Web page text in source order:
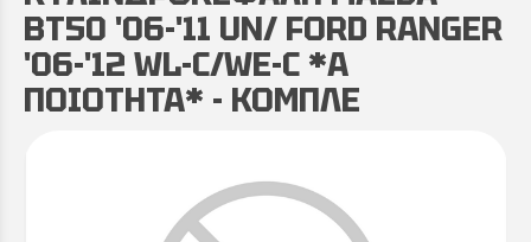
BT50 '06-'11 UN/ FORD RANGER
'06-'12 WL-C/WE-C *Α
ΠΟΙΟΤΗΤΑ* - ΚΟΜΠΛΕ